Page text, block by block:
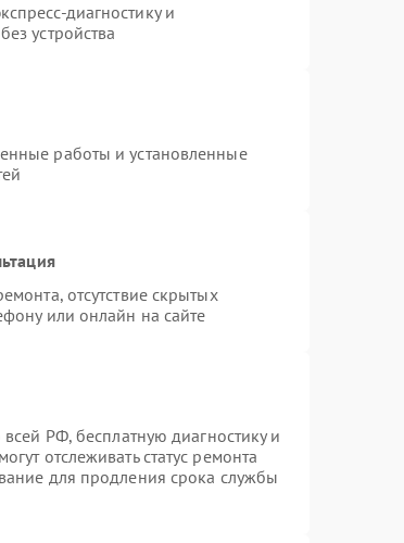
диагностику и
устройства
работы и установленные
отсутствие скрытых
или онлайн на сайте
РФ, бесплатную диагностику и
отслеживать статус ремонта
для продления срока службы